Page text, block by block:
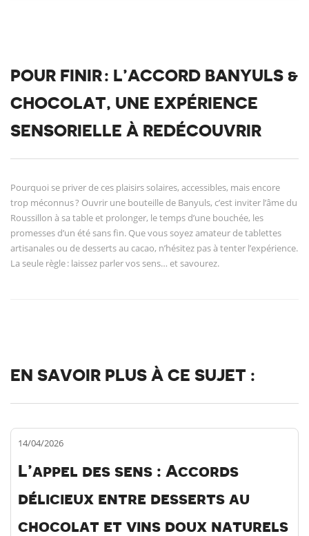
POUR FINIR : L’ACCORD BANYULS &
CHOCOLAT, UNE EXPÉRIENCE
SENSORIELLE À REDÉCOUVRIR
Pourquoi se priver de ces plaisirs solaires, accessibles, mais encore
trop méconnus ? Ouvrir une bouteille de Banyuls, c’est inviter l’âme du
Roussillon à sa table et prolonger, le temps d’une bouchée, les
promesses d’un été sans fin. Que vous soyez amateur de tablettes
artisanales ou de desserts au cacao, n’hésitez pas à tenter l’expérience.
La seule règle : laissez parler vos sens… et savourez.
EN SAVOIR PLUS À CE SUJET :
14/04/2026
L’appel des sens : Accords
délicieux entre desserts au
chocolat et vins doux naturels